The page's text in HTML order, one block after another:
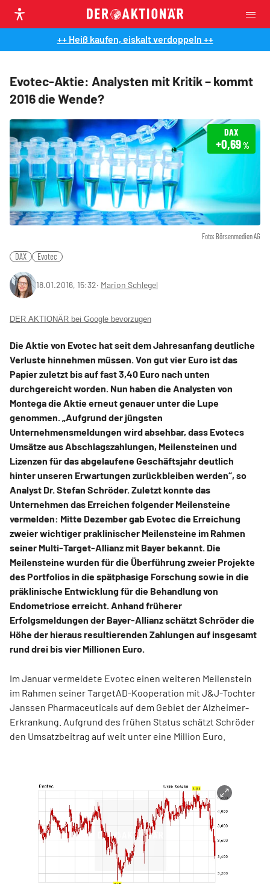
++ Heiß kaufen, eiskalt verdoppeln ++
Evotec-Aktie: Analysten mit Kritik – kommt
2016 die Wende?
Foto: Börsenmedien AG
DAX
+0,69%
DAX Evotec
18.01.2016, 15:32‧ Marion Schlegel
DER AKTIONÄR bei Google bevorzugen
Die Aktie von Evotec hat seit dem Jahresanfang deutliche
Verluste hinnehmen müssen. Von gut vier Euro ist das
Papier zuletzt bis auf fast 3,40 Euro nach unten
durchgereicht worden. Nun haben die Analysten von
Montega die Aktie erneut genauer unter die Lupe
genommen. „Aufgrund der jüngsten
Unternehmensmeldungen wird absehbar, dass Evotecs
Umsätze aus Abschlagszahlungen, Meilensteinen und
Lizenzen für das abgelaufene Geschäftsjahr deutlich
hinter unseren Erwartungen zurückbleiben werden“, so
Analyst Dr. Stefan Schröder. Zuletzt konnte das
Unternehmen das Erreichen folgender Meilensteine
vermelden: Mitte Dezember gab Evotec die Erreichung
zweier wichtiger praklinischer Meilensteine im Rahmen
seiner Multi-Target-Allianz mit Bayer bekannt. Die
Meilensteine wurden für die Überführung zweier Projekte
des Portfolios in die spätphasige Forschung sowie in die
präklinische Entwicklung für die Behandlung von
Endometriose erreicht. Anhand früherer
Erfolgsmeldungen der Bayer-Allianz schätzt Schröder die
Höhe der hieraus resultierenden Zahlungen auf insgesamt
rund drei bis vier Millionen Euro.
Im Januar vermeldete Evotec einen weiteren Meilenstein
im Rahmen seiner TargetAD-Kooperation mit J&J-Tochter
Janssen Pharmaceuticals auf dem Gebiet der Alzheimer-
Erkrankung. Aufgrund des frühen Status schätzt Schröder
den Umsatzbeitrag auf weit unter eine Million Euro.